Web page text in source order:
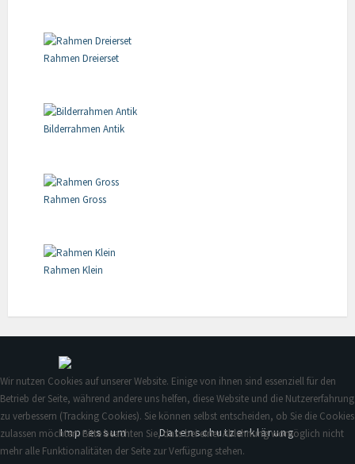
Rahmen Dreierset
Bilderrahmen Antik
Rahmen Gross
Rahmen Klein
Impressum Datenschutzerklärung
Wir nutzen Cookies auf unserer Website. Einige von ihnen sind essenziell für den
Betrieb der Seite, während andere uns helfen, diese Website und die Nutzererfahrung
zu verbessern (Tracking Cookies). Sie können selbst entscheiden, ob Sie die Cookies
zulassen möchten. Bitte beachten Sie, dass bei einer Ablehnung womöglich nicht
mehr alle Funktionalitäten der Seite zur Verfügung stehen.